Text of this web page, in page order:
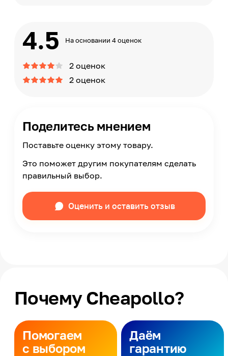
4.5 На основании 4 оценок
2 оценок
2 оценок
Поделитесь мнением
Поставьте оценку этому товару.
Это поможет другим покупателям сделать
правильный выбор.
Оценить и оставить отзыв
Почему Cheapollo?
Помогаем
с выбором
Даём
гарантию